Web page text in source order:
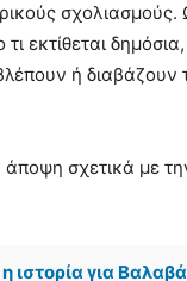
εκτίθεται
ή διαβάζουν
άποψη σχετικά με
ιστορία για